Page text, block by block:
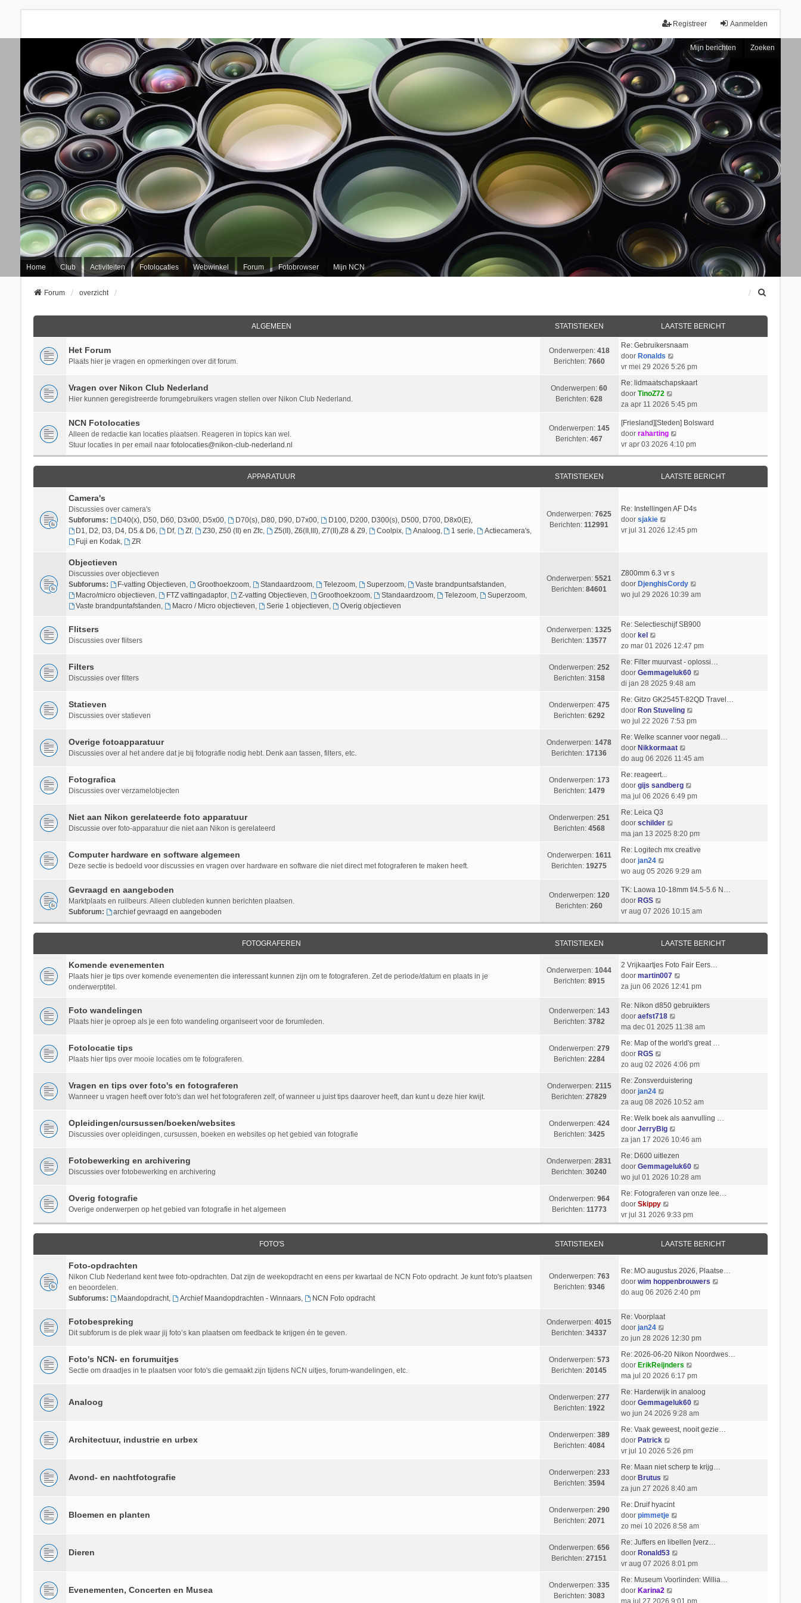
Aanmelden
Registreer
Mijn berichten Zoeken
Home Club Activiteiten Fotolocaties Webwinkel Forum Fotobrowser Mijn NCN
Forum overzicht
ALGEMEEN STATISTIEKEN LAATSTE BERICHT
Het Forum
Plaats hier je vragen en opmerkingen over dit forum.
Onderwerpen: 418
Berichten: 7660
Re: Gebruikersnaam
door Ronalds
e
i
k
l
a
a
t
e
i
vr mei 29 2026 5:26 pm
Vragen over Nikon Club Nederland
Hier kunnen geregistreerde forumgebruikers vragen stellen over Nikon Club Nederland.
Onderwerpen:60
Berichten:628
Re: lidmaatschapskaart
door TinoZ72
e
i
j
k
l
a
a
t
t
b
c
h
t
za apr 11 2026 5:45 pm
NCN Fotolocaties
Alleen de redactie kan locaties plaatsen. Reageren in topics kan wel.
Stuur locaties in per email naar fotolocaties@nikon-club-nederland.nl
Onderwerpen: 145
Berichten:467
[Friesland][Steden] Bolsward
door raharting
e
k
i
j
k
a
t
e
r
h
vr apr 03 2026 4:10 pm
APPARATUUR STATISTIEKEN LAATSTE BERICHT
Camera's
Discussies over camera's
Subforums:
D40(x), D50, D60, D3x00, D5x00, D70(s), D80, D90, D7x00, D100, D200, D300(s), D500, D700, D8x0(E),
D1, D2, D3, D4, D5 & D6, Df, Zf, Z30, Z50 (II) en Zfc, Z5(II), Z6(II,III), Z7(II),Z8 & Z9, Coolpix, Analoog, 1 serie, Actiecamera's,
Fuji en Kodak, ZR
Onderwerpen:7625
Berichten:112991
Re: Instellingen AF D4s
door sjakie
e
k
l
a
s
e
b
e
r
c
h
t
vr jul 31 2026 12:45 pm
Objectieven
Discussies over objectieven
Subforums:
F-vatting Objectieven, Groothoekzoom, Standaardzoom, Telezoom, Superzoom, Vaste brandpuntsafstanden,
Macro/micro objectieven, FTZ vattingadaptor, Z-vatting Objectieven, Groothoekzoom, Standaardzoom, Telezoom, Superzoom,
Vaste brandpuntafstanden, Macro / Micro objectieven, Serie 1 objectieven, Overig objectieven
Onderwerpen:5521
Berichten:84601
Z800mm 6.3 vr s
door DjenghisCordy
e
j
l
a
a
t
e
i
wo jul 29 2026 10:39 am
Flitsers
Discussies over flitsers
Onderwerpen:1325
Berichten:13577
Re: Selectieschijf SB900
door kel
e
i
j
k
l
a
a
s
t
e
b
e
r
c
h
t
zo mar 01 2026 12:47 pm
Filters
Discussies over filters
Onderwerpen: 252
Berichten: 3158
Re: Filter muurvast - oplossi…
door Gemmageluk60
i
l
a
c
t
di jan 28 2025 9:48 am
Statieven
Discussies over statieven
Onderwerpen: 475
Berichten: 6292
Re: Gitzo GK2545T-82QD Travel…
door Ron Stuveling
e
i
k
a
e
b
r
c
t
wo jul 22 2026 7:53 pm
Overige fotoapparatuur
Discussies over al het andere dat je bij fotografie nodig hebt. Denk aan tassen, filters, etc.
Onderwerpen:1478
Berichten:17136
Re: Welke scanner voor negati…
door Nikkormaat
e
j
k
a
s
e
b
r
h
do aug 06 2026 11:45 am
Fotografica
Discussies over verzamelobjecten
Onderwerpen: 173
Berichten: 1479
Re: reageert...
door gijs sandberg
e
k
l
a
s
e
b
e
r
i
c
t
ma jul 06 2026 6:49 pm
Niet aan Nikon gerelateerde foto apparatuur
Discussie over foto-apparatuur die niet aan Nikon is gerelateerd
Onderwerpen: 251
Berichten: 4568
Re: Leica Q3
door schilder
e
k
l
a
t
b
e
r
c
h
ma jan 13 2025 8:20 pm
Computer hardware en software algemeen
Deze sectie is bedoeld voor discussies en vragen over hardware en software die niet direct met fotograferen te maken heeft.
Onderwerpen: 1611
Berichten:19275
Re: Logitech mx creative
door jan24
e
i
k
l
a
a
t
s
t
e
e
r
i
c
t
wo aug 05 2026 9:29 am
Gevraagd en aangeboden
Marktplaats en ruilbeurs. Alleen clubleden kunnen berichten plaatsen.
Subforum:
archief gevraagd en aangeboden
Onderwerpen: 120
Berichten:260
TK: Laowa 10-18mm f/4.5-5.6 N…
door RGS
e
k
i
j
k
l
a
a
s
t
e
b
r
c
h
t
vr aug 07 2026 10:15 am
FOTOGRAFEREN STATISTIEKEN LAATSTE BERICHT
Komende evenementen
Plaats hier je tips over komende evenementen die interessant kunnen zijn om te fotograferen. Zet de periode/datum en plaats in je
onderwerptitel.
Onderwerpen:1044
Berichten: 8915
2 Vrijkaartjes Foto Fair Eers…
door martin007
e
i
k
l
a
s
e
b
r
h
t
za jun 06 2026 12:41 pm
Foto wandelingen
Plaats hier je oproep als je een foto wandeling organiseert voor de forumleden.
Onderwerpen: 143
Berichten: 3782
Re: Nikon d850 gebruikters
door aefst718
e
i
k
l
a
s
e
b
e
r
c
t
ma dec 01 2025 11:38 am
Fotolocatie tips
Plaats hier tips over mooie locaties om te fotograferen.
Onderwerpen: 279
Berichten: 2284
Re: Map of the world's great …
door RGS
e
i
j
k
l
a
a
s
t
e
b
e
r
i
c
h
t
zo aug 02 2026 4:06 pm
Vragen en tips over foto's en fotograferen
Wanneer u vragen heeft over foto's dan wel het fotograferen zelf, of wanneer u juist tips daarover heeft, dan kunt u deze hier kwijt.
Onderwerpen: 2115
Berichten:27829
Re: Zonsverduistering
door jan24
e
i
j
k
l
a
a
s
t
e
e
c
h
t
za aug 08 2026 10:52 am
Opleidingen/cursussen/boeken/websites
Discussies over opleidingen, cursussen, boeken en websites op het gebied van fotografie
Onderwerpen: 424
Berichten: 3425
Re: Welk boek als aanvulling …
door JerryBig
e
i
j
k
l
a
t
s
t
e
b
e
r
za jan 17 2026 10:46 am
Fotobewerking en archivering
Discussies over fotobewerking en archivering
Onderwerpen:2831
Berichten:30240
Re: D600 uitlezen
door Gemmageluk60
e
i
a
s
t
e
i
h
wo jul 01 2026 10:28 am
Overig fotografie
Overige onderwerpen op het gebied van fotografie in het algemeen
Onderwerpen: 964
Berichten: 11773
Re: Fotograferen van onze lee…
door Skippy
e
k
i
j
k
l
a
a
b
e
r
i
h
t
vr jul 31 2026 9:33 pm
FOTO'S STATISTIEKEN LAATSTE BERICHT
Foto-opdrachten
Nikon Club Nederland kent twee foto-opdrachten. Dat zijn de weekopdracht en eens per kwartaal de NCN Foto opdracht. Je kunt foto's plaatsen
en beoordelen.
Subforums:
Maandopdracht, Archief Maandopdrachten - Winnaars, NCN Foto opdracht
Onderwerpen: 763
Berichten: 9346
Re: MO augustus 2026, Plaatse…
door wim hoppenbrouwers
a
e
do aug 06 2026 2:40 pm
Fotobespreking
Dit subforum is de plek waar jij foto’s kan plaatsen om feedback te krijgen én te geven.
Onderwerpen:4015
Berichten:34337
Re: Voorplaat
door jan24
e
i
j
k
l
a
a
s
t
e
b
e
r
c
h
t
zo jun 28 2026 12:30 pm
Foto's NCN- en forumuitjes
Sectie om draadjes in te plaatsen voor foto's die gemaakt zijn tijdens NCN uitjes, forum-wandelingen, etc.
Onderwerpen: 573
Berichten:20145
Re: 2026-06-20 Nikon Noordwes…
door ErikReijnders
e
i
j
k
l
a
s
e
r
c
t
ma jul 20 2026 6:17 pm
Analoog Onderwerpen: 277
Berichten: 1922
Re: Harderwijk in analoog
door Gemmageluk60
i
l
b
c
wo jun 24 2026 9:28 am
Architectuur, industrie en urbex Onderwerpen: 389
Berichten: 4084
Re: Vaak geweest, nooit gezie…
door Patrick
e
i
k
l
a
a
s
t
e
b
e
r
vr jul 10 2026 5:26 pm
Avond- en nachtfotografie Onderwerpen: 233
Berichten: 3594
Re: Maan niet scherp te krijg…
door Brutus
e
i
k
l
a
a
s
t
za jun 27 2026 8:40 am
Bloemen en planten Onderwerpen: 290
Berichten: 2071
Re: Druif hyacint
door pimmetje
e
i
k
l
a
zo mei 10 2026 8:58 am
Dieren Onderwerpen: 656
Berichten:27151
Re: Juffers en libellen [verz…
door Ronald53
e
i
vr aug 07 2026 8:01 pm
Evenementen, Concerten en Musea Onderwerpen: 335
Berichten: 3083
Re: Museum Voorlinden: Willia…
door Karina2
e
ma jul 27 2026 9:01 pm